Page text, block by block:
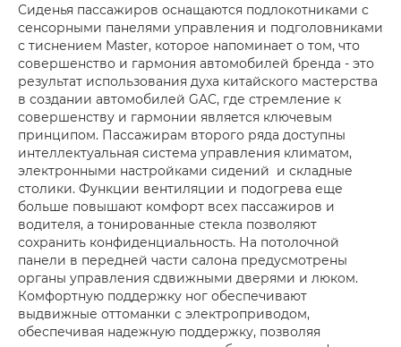
Сиденья пассажиров оснащаются подлокотниками с
сенсорными панелями управления и подголовниками
с тиснением Master, которое напоминает о том, что
совершенство и гармония автомобилей бренда - это
результат использования духа китайского мастерства
в создании автомобилей GAC, где стремление к
совершенству и гармонии является ключевым
принципом. Пассажирам второго ряда доступны
интеллектуальная система управления климатом,
электронными настройками сидений и складные
столики. Функции вентиляции и подогрева еще
больше повышают комфорт всех пассажиров и
водителя, а тонированные стекла позволяют
сохранить конфиденциальность. На потолочной
панели в передней части салона предусмотрены
органы управления сдвижными дверями и люком.
Комфортную поддержку ног обеспечивают
выдвижные оттоманки с электроприводом,
обеспечивая надежную поддержку, позволяя